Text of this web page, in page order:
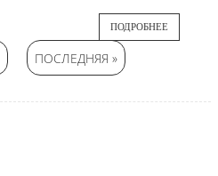
ПОДРОБНЕЕ
ПОСЛЕДНЯЯ »